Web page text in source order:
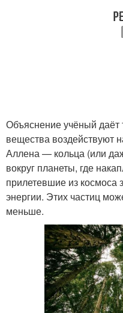
Объяснение учёный даёт
вещества воздействуют
Аллена — кольца (или
вокруг планеты, где
прилетевшие из
энергии. Этих частиц
меньше.